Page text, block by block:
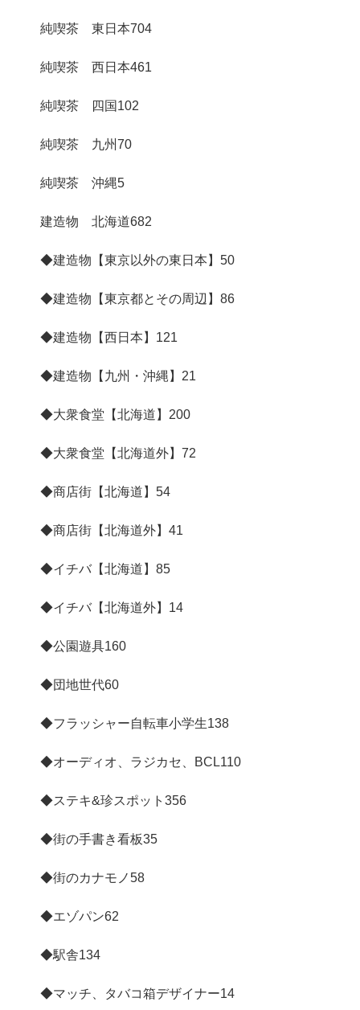
純喫茶 東日本704
純喫茶 西日本461
純喫茶 四国 102
純喫茶 九州70
純喫茶 沖縄5
建造物 北海道682
◆建造物【東京以外の東日本】 50
◆建造物【東京都とその周辺】 86
◆建造物【西日本】 121
◆建造物【九州・沖縄】 21
◆大衆食堂【北海道】 200
◆大衆食堂【北海道外】 72
◆商店街【北海道】 54
◆商店街【北海道外】 41
◆イチバ【北海道】 85
◆イチバ【北海道外】 14
◆公園遊具160
◆団地世代60
◆フラッシャー自転車小学生138
◆オーディオ、ラジカセ、BCL110
◆ステキ&珍スポット 356
◆街の手書き看板35
◆街のカナモノ58
◆エゾパン62
◆駅舎134
◆マッチ、タバコ箱デザイナー14